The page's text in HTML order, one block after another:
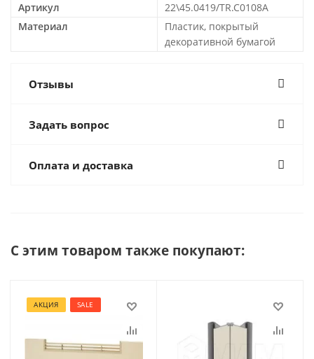
Артикул
22\45.0419/TR.C0108A
Материал
Пластик, покрытый
декоративной бумагой
Отзывы
Задать вопрос
Оплата и доставка
С этим товаром также покупают:
АКЦИЯ SALE